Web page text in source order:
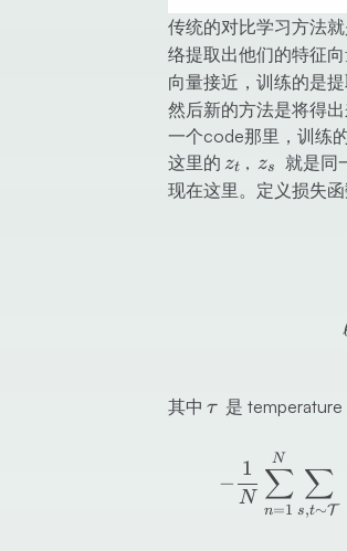
传统的对比学习方法
络提取出他们的特征
向量接近，训练的是
然后新的方法是将得
一个code那里，训练
这里的 z_t
zt , z_s
zs 就是同
现在这里。定义损失函
其中 τ
τ 是
−
N
1
n=1
∑
N
s,t∼T
∑